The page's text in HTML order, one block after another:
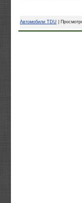
Автомобили TDU |